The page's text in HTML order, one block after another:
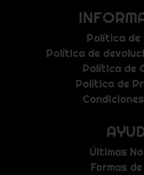
Política de
Política de
Política de
Política de
Últimas
Formas